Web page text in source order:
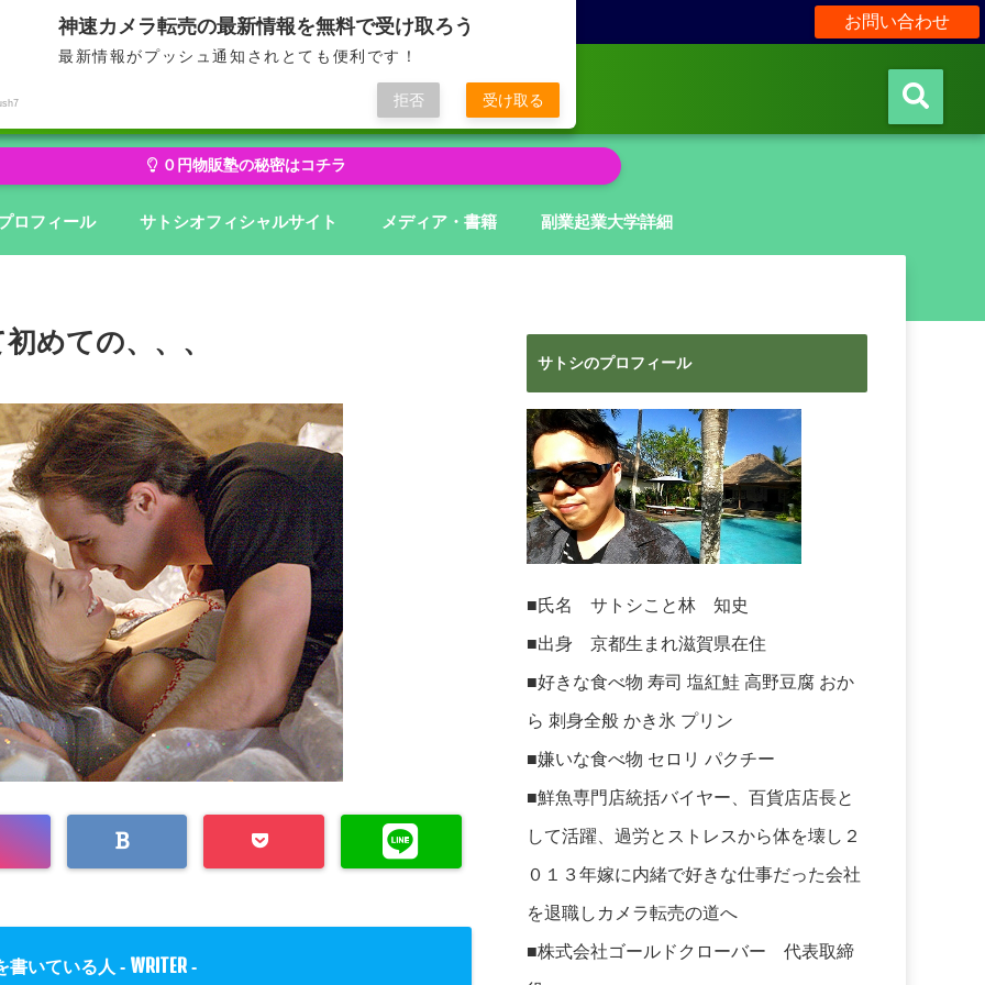
お問い合わせ
せどり・転売から物販にステージアップ
在庫から億を狙う０円物販
０円物販塾の秘密はコチラ
ロフィール サトシオフィシャルサイト メディア・書籍 副業起業大学詳細
めての、、、
書いている人 - WRITER -
サトシのプロフィール
■氏名 サトシこと林 知史
■出身 京都生まれ滋賀県在住
■好きな食べ物 寿司 塩紅鮭 高野豆腐 おか
ら 刺身全般 かき氷 プリン
■嫌いな食べ物 セロリ パクチー
■鮮魚専門店統括バイヤー、百貨店店長と
して活躍、過労とストレスから体を壊し２
０１３年嫁に内緒で好きな仕事だった会社
を退職しカメラ転売の道へ
■株式会社ゴールドクローバー 代表取締
神速カメラ転売の最新情報を無料で受け取ろう
最新情報がプッシュ通知されとても便利です！
拒否 受け取る